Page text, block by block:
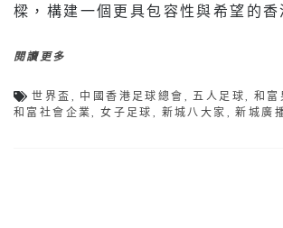
樑，構建一個更具包容性與希望的香
閱讀更多
世界盃 中國香港足球總會 五人足球 和富
和富社會企業
,女子足球 新城八大家 ,新城廣